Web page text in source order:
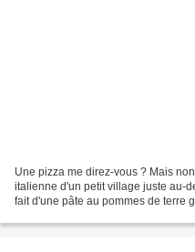
Une pizza me direz-vous ? Mais
italienne d'un petit village juste au-
fait d'une pâte au pommes de terre